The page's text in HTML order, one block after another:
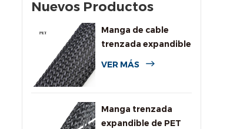
Nuevos Productos
Manga de cable
trenzada expandible
de PET de uso
VER MÁS
Manga trenzada
expandible de PET